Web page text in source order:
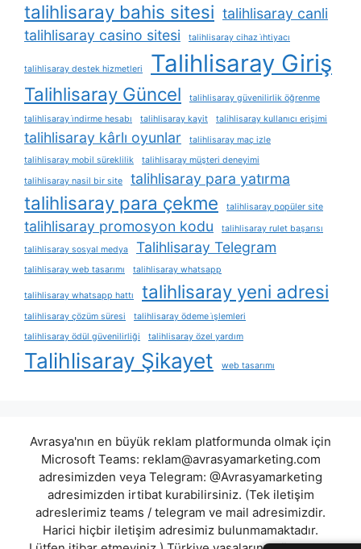
talihlisaray bahis sitesi talihlisaray canli
talihlisaray casino sitesi
talihlisaray cihaz i̇htiyacı
talihlisaray destek hizmetleri Talihlisaray Giriş
Talihlisaray Güncel
talihlisaray güvenilirlik öğrenme
talihlisaray i̇ndirme hesabı
talihlisaray kayit talihlisaray kullanıcı erişimi
talihlisaray kârlı oyunlar
talihlisaray maç izle
talihlisaray mobil süreklilik
talihlisaray müşteri deneyimi
talihlisaray nasil bir site
talihlisaray para yatırma
talihlisaray para çekme talihlisaray popüler site
talihlisaray promosyon kodu
talihlisaray rulet başarısı
talihlisaray sosyal medya
Talihlisaray Telegram
talihlisaray web tasarımı talihlisaray whatsapp
talihlisaray whatsapp hattı talihlisaray yeni adresi
talihlisaray çözüm süresi
talihlisaray ödeme i̇şlemleri
talihlisaray ödül güvenilirliği
talihlisaray özel yardım
Talihlisaray Şikayet web tasarımı
Avrasya'nın en büyük reklam platformunda olmak için
Microsoft Teams: reklam@avrasyamarketing.com
adresimizden veya Telegram: @Avrasyamarketing
adresimizden irtibat kurabilirsiniz. (Tek iletişim
adreslerimiz teams / telegram ve mail adresimizdir.
Harici hiçbir iletişim adresimiz bulunmamaktadır.